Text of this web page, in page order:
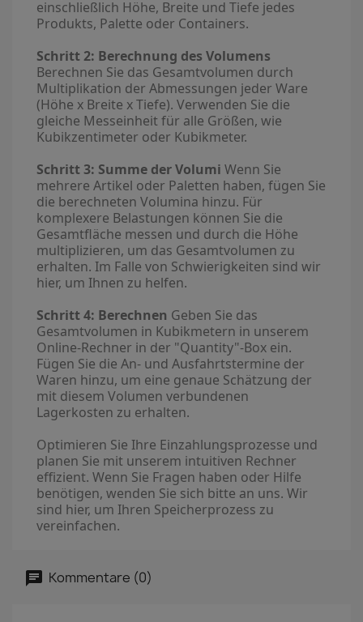
einschließlich Höhe, Breite und Tiefe jedes
Produkts, Palette oder Containers.
Schritt 2: Berechnung des Volumens
Berechnen Sie das Gesamtvolumen durch
Multiplikation der Abmessungen jeder Ware
(Höhe x Breite x Tiefe). Verwenden Sie die
gleiche Messeinheit für alle Größen, wie
Kubikzentimeter oder Kubikmeter.
Schritt 3: Summe der Volumi Wenn Sie
mehrere Artikel oder Paletten haben, fügen Sie
die berechneten Volumina hinzu. Für
komplexere Belastungen können Sie die
Gesamtfläche messen und durch die Höhe
multiplizieren, um das Gesamtvolumen zu
erhalten. Im Falle von Schwierigkeiten sind wir
hier, um Ihnen zu helfen.
Schritt 4: Berechnen Geben Sie das
Gesamtvolumen in Kubikmetern in unserem
Online-Rechner in der "Quantity"-Box ein.
Fügen Sie die An- und Ausfahrtstermine der
Waren hinzu, um eine genaue Schätzung der
mit diesem Volumen verbundenen
Lagerkosten zu erhalten.
Optimieren Sie Ihre Einzahlungsprozesse und
planen Sie mit unserem intuitiven Rechner
effizient. Wenn Sie Fragen haben oder Hilfe
benötigen, wenden Sie sich bitte an uns. Wir
sind hier, um Ihren Speicherprozess zu
vereinfachen.
Kommentare (0)